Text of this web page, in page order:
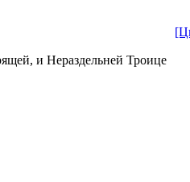
и Нераздельней Троице